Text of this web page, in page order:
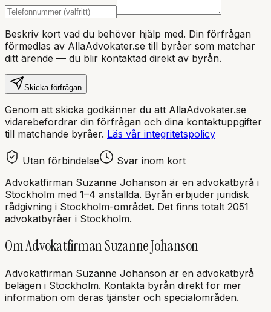
Beskriv kort vad du behöver hjälp med. Din förfrågan
förmedlas av AllaAdvokater.se till byråer som matchar
ditt ärende — du blir kontaktad direkt av byrån.
Skicka förfrågan
Genom att skicka godkänner du att AllaAdvokater.se
vidarebefordrar din förfrågan och dina kontaktuppgifter
till matchande byråer. Läs vår integritetspolicy
Utan förbindelse
Svar inom kort
Advokatfirman Suzanne Johanson är en advokatbyrå i
Stockholm med 1–4 anställda. Byrån erbjuder juridisk
rådgivning i Stockholm-området. Det finns totalt 2051
advokatbyråer i Stockholm.
OmAdvokatfirman Suzanne Johanson
Advokatfirman Suzanne Johanson är en advokatbyrå
belägen i Stockholm. Kontakta byrån direkt för mer
information om deras tjänster och specialområden.